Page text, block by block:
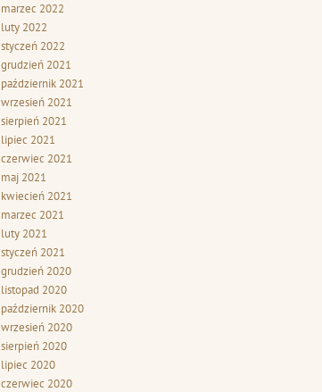
marzec 2022
luty 2022
styczeń 2022
grudzień 2021
październik 2021
wrzesień 2021
sierpień 2021
lipiec 2021
czerwiec 2021
maj 2021
kwiecień 2021
marzec 2021
luty 2021
styczeń 2021
grudzień 2020
listopad 2020
październik 2020
wrzesień 2020
sierpień 2020
lipiec 2020
czerwiec 2020